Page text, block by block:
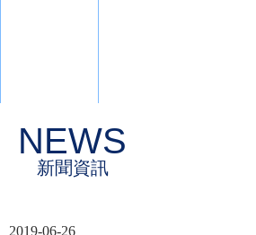
NEWS
新聞資訊
2019-06-26